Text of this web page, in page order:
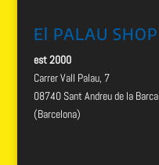
El PALAU SHOP
est 2000
Carrer Vall Palau, 7
08740 Sant Andreu de la Barca
(Barcelona)